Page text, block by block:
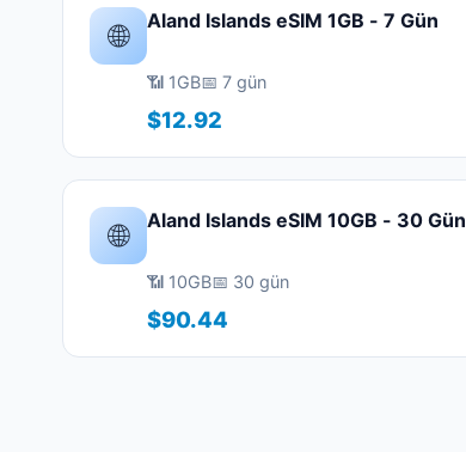
🌐 Aland Islands eSIM 1GB - 7 Gün
📶 1GB📅 7 gün
$12.92
🌐 Aland Islands eSIM 10GB - 30 Gün
📶 10GB📅 30 gün
$90.44